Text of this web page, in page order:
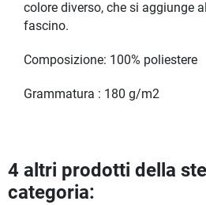
colore diverso, che si aggiunge
fascino.
Composizione: 100% poliestere
Grammatura : 180 g/m2
4 altri prodotti della
categoria: